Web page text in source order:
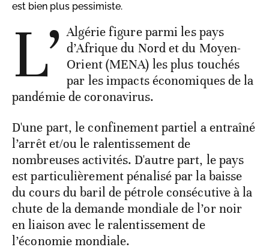
est bien plus pessimiste.
L’ Algérie figure parmi les pays
d’Afrique du Nord et du Moyen-
Orient (MENA) les plus touchés
par les impacts économiques de la
pandémie de coronavirus.
D'une part, le confinement partiel a entraîné
l’arrêt et/ou le ralentissement de
nombreuses activités. D'autre part, le pays
est particulièrement pénalisé par la baisse
du cours du baril de pétrole consécutive à la
chute de la demande mondiale de l’or noir
en liaison avec le ralentissement de
l’économie mondiale.